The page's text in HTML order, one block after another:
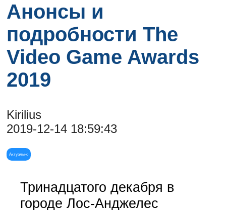
Анонсы и
подробности The
Video Game Awards
2019
Kirilius
2019-12-14 18:59:43
Актуально
Тринадцатого декабря в
городе Лос-Анджелес